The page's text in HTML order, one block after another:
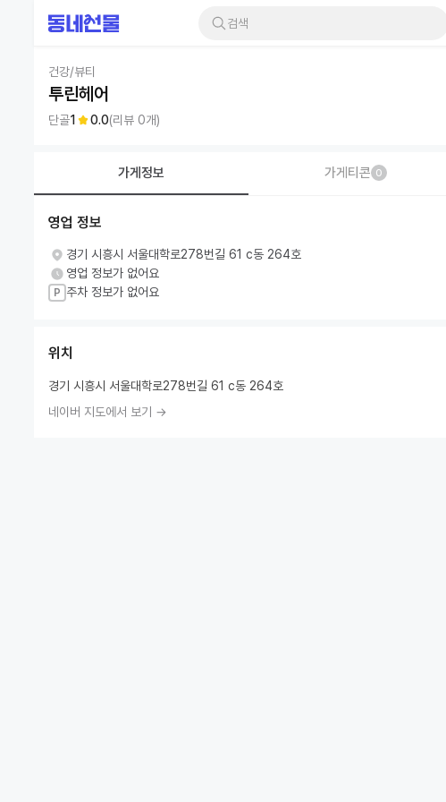
검색
건강/뷰티
투린헤어
단골1 0.0(리뷰 0개)
가게정보 가게티콘 0
영업 정보
경기 시흥시 서울대학로278번길 61 c동 264호
영업 정보가 없어요
P 주차 정보가 없어요
위치
경기 시흥시 서울대학로278번길 61 c동 264호
네이버 지도에서 보기 →